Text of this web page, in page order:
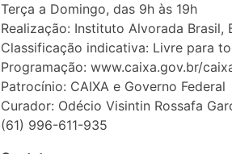
Terça a Domingo, das 9h às 19h
Realização: Instituto Alvorada Brasil,
Classificação indicativa: Livre para
Programação: www.caixa.gov.br/
Patrocínio: CAIXA e Governo Federal
Curador: Odécio Visintin Rossafa
(61) 996-611-935